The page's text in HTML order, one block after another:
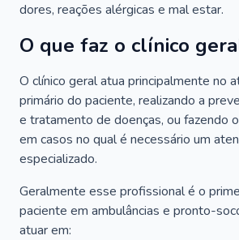
dores, reações alérgicas e mal estar.
O que faz o clínico
O clínico geral atua principalmente no
primário do paciente, realizando a
e tratamento de doenças, ou fazendo
em casos no qual é necessário um
especializado.
Geralmente esse profissional é o
paciente em ambulâncias e pronto-
atuar em: